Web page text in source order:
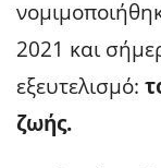
2021 και
εξευτελισμό:
ζωής.